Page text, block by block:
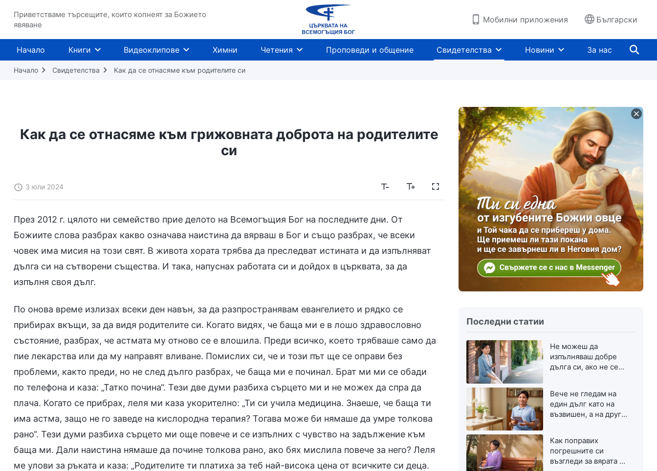
Приветстваме търсещите, които копнеят за Божието
явяване
Мобилни приложения Български
Начало Книги Видеоклипове Химни Четения Проповеди и общение Свидетелства Новини За нас
Начало Свидетелства Как да се отнасяме към родителите си
Как да се отнасяме към грижовната доброта на родителите
си
3 юли 2024
През 2012 г. цялото ни семейство прие делото на Всемогъщия Бог на последните дни. От
Божиите слова разбрах какво означава наистина да вярваш в Бог и също разбрах, че всеки
човек има мисия на този свят. В живота хората трябва да преследват истината и да изпълняват
дълга си на сътворени същества. И така, напуснах работата си и дойдох в църквата, за да
изпълня своя дълг.
По онова време излизах всеки ден навън, за да разпространявам евангелието и рядко се
прибирах вкъщи, за да видя родителите си. Когато видях, че баща ми е в лошо здравословно
състояние, разбрах, че астмата му отново се е влошила. Преди всичко, което трябваше само да
пие лекарства или да му направят вливане. Помислих си, че и този път ще се оправи без
проблеми, както преди, но не след дълго разбрах, че баща ми е починал. Брат ми ми се обади
по телефона и каза: „Татко почина“. Тези две думи разбиха сърцето ми и не можех да спра да
плача. Когато се прибрах, леля ми каза укорително: „Ти си учила медицина. Знаеше, че баща ти
има астма, защо не го заведе на кислородна терапия? Тогава може би нямаше да умре толкова
рано“. Тези думи разбиха сърцето ми още повече и се изпълних с чувство на задължение към
баща ми. Дали наистина нямаше да почине толкова рано, ако бях мислила повече за него? Леля
ме улови за ръката и каза: „Родителите ти платиха за теб най-висока цена от всичките си деца.
Последни статии
Не можеш да
изпълняваш добре
дълга си, ако не се
Вече не гледам на
един дълг като на
възвишен, а на друг
Как поправих
погрешните си
възгледи за вярата в